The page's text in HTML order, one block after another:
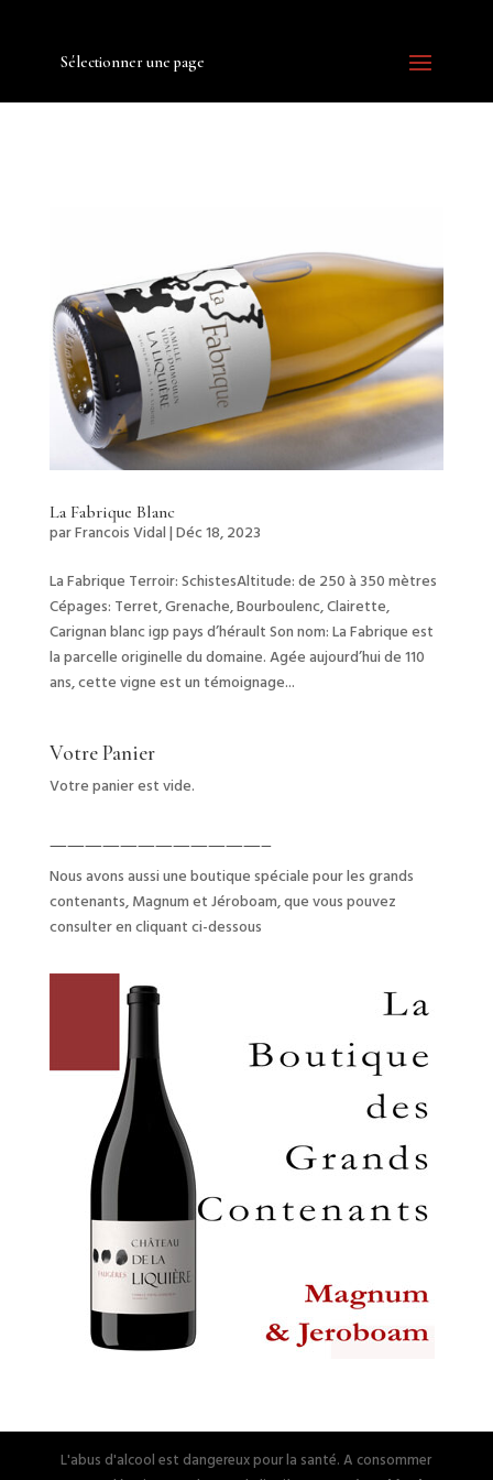
Sélectionner une page
La Fabrique Blanc
parFrancois Vidal | Déc 18, 2023
La Fabrique Terroir: SchistesAltitude: de 250 à 350 mètres
Cépages: Terret, Grenache, Bourboulenc, Clairette,
Carignan blanc igp pays d’hérault Son nom: La Fabrique est
la parcelle originelle du domaine. Agée aujourd’hui de 110
ans, cette vigne est un témoignage...
Votre Panier
Votre panier est vide.
————————————–
Nous avons aussi une boutique spéciale pour les grands
contenants, Magnum et Jéroboam, que vous pouvez
consulter en cliquant ci-dessous
L'abus d'alcool est dangereux pour la santé. A consommer